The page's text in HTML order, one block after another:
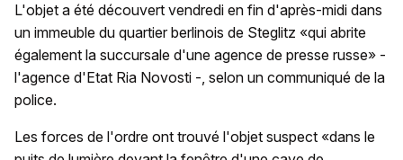
L'objet a été découvert vendredi en fin d'après-midi dans
un immeuble du quartier berlinois de Steglitz «qui abrite
également la succursale d'une agence de presse russe» -
l'agence d'Etat Ria Novosti -, selon un communiqué de la
police.
Les forces de l'ordre ont trouvé l'objet suspect «dans le